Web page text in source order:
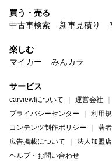
買う・売る
中古車検索
新車見積り
楽しむ
マイカー
みんカラ
サービス
carview!について 運営会社
プライバシーセンター
利用
コンテンツ制作ポリシー
著
広告掲載について
法人加盟
ヘルプ・お問い合わせ